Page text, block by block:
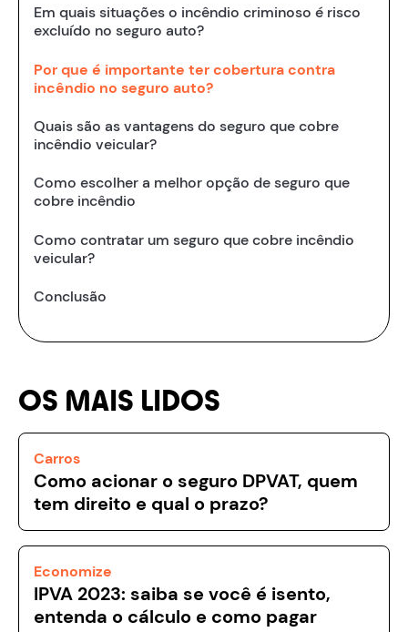
Em quais situações o incêndio criminoso é risco
excluído no seguro auto?
Por que é importante ter cobertura contra
incêndio no seguro auto?
Quais são as vantagens do seguro que cobre
incêndio veicular?
Como escolher a melhor opção de seguro que
cobre incêndio
‍Como contratar um seguro que cobre incêndio
veicular?
Conclusão
OS MAIS LIDOS
Carros
Como acionar o seguro DPVAT, quem
tem direito e qual o prazo?
Economize
IPVA 2023: saiba se você é isento,
entenda o cálculo e como pagar